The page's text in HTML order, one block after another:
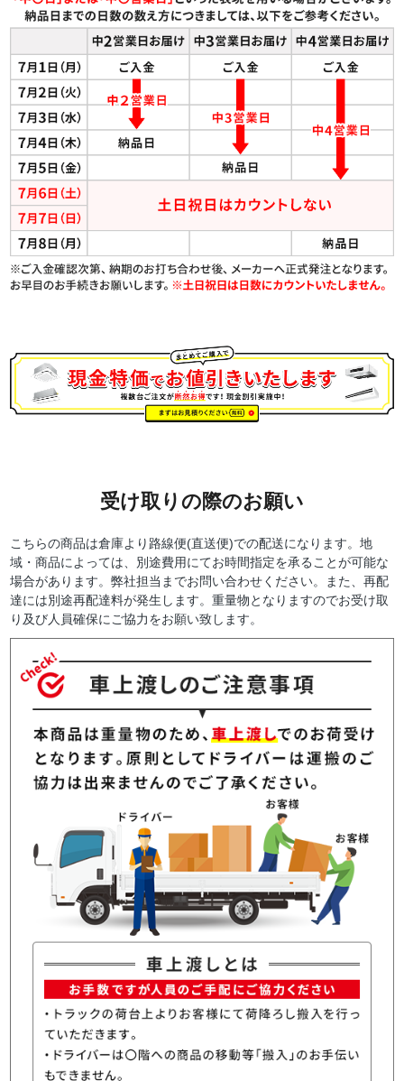
受け取りの際のお願い
こちらの商品は倉庫より路線便(直送便)での配送になります。地
域・商品によっては、別途費用にてお時間指定を承ることが可能な
場合があります。弊社担当までお問い合わせください。また、再配
達には別途再配達料が発生します。重量物となりますのでお受け取
り及び人員確保にご協力をお願い致します。